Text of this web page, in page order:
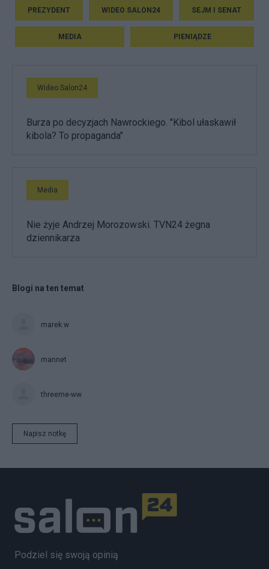
PREZYDENT WIDEO SALON24 SEJM I SENAT
MEDIA PIENIĄDZE
Wideo Salon24
Burza po decyzjach Nawrockiego. "Kibol ułaskawił
kibola? To propaganda"
Media
Nie żyje Andrzej Morozowski. TVN24 żegna
dziennikarza
Blogi na ten temat
marek.w
mannet
threeme-ww
Napisz notkę
Podziel się swoją opinią